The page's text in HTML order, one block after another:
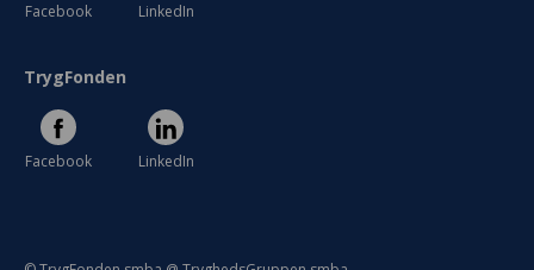
Facebook LinkedIn
TrygFonden
Facebook LinkedIn